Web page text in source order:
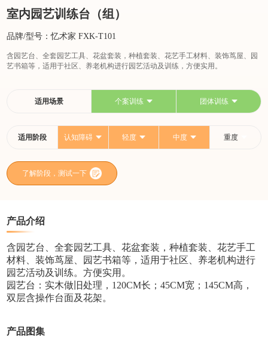
室内园艺训练台（组）
品牌/型号：忆术家 FXK-T101
含园艺台、全套园艺工具、花盆套装，种植套装、花艺手工材料、装饰茑屋、园
艺书箱等，适用于社区、养老机构进行园艺活动及训练，方便实用。
适用场景 个案训练 团体训练
适用阶段 认知障碍 轻度 中度 重度
了解阶段，测试一下
产品介绍
含园艺台、全套园艺工具、花盆套装，种植套装、花艺手工
材料、装饰茑屋、园艺书箱等，适用于社区、养老机构进行
园艺活动及训练。方便实用。
园艺台：实木做旧处理，120CM长；45CM宽；145CM高，
双层含操作台面及花架。
产品图集